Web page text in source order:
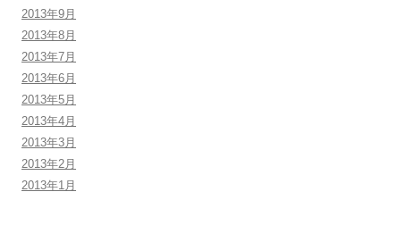
2013年9月
2013年8月
2013年7月
2013年6月
2013年5月
2013年4月
2013年3月
2013年2月
2013年1月